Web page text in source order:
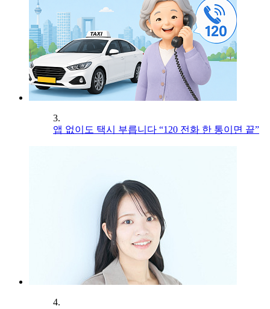
3.
앱 없이도 택시 부릅니다 “120 전화 한 통이면 끝”
4.